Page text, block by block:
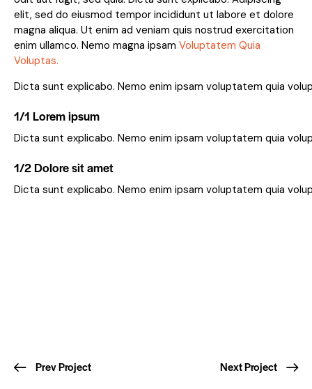
elit, sed do eiusmod tempor incididunt ut labore et dolore
magna aliqua. Ut enim ad veniam quis nostrud exercitation
enim ullamco. Nemo magna ipsam Voluptatem Quia
Voluptas.
Dicta sunt explicabo. Nemo enim ipsam voluptatem quia
1/1 Lorem ipsum
Dicta sunt explicabo. Nemo enim ipsam voluptatem quia
1/2 Dolore sit amet
Dicta sunt explicabo. Nemo enim ipsam voluptatem quia
Prev Project Next Project